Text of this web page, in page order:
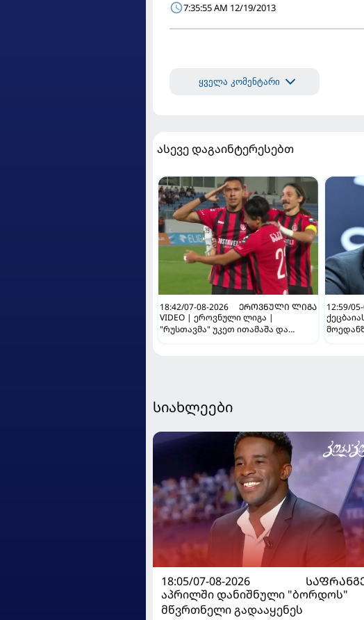
7:35:55 AM 12/19/2013
ყველა კომენტარი
ასევე დაგაინტერესებთ
18:42/07-08-2026
ᲔᲠᲝᲕᲜᲣᲚᲘ ᲚᲘᲒᲐ
VIDEO | ეროვნული ლიგა |
"რუსთავმა" უკეთ ითამაშა და
12:59/
სიახლეები
18:05/07-08-2026
აპრილში დანიშნული "ბორდოს"
მწვრთნელი გადააყენეს